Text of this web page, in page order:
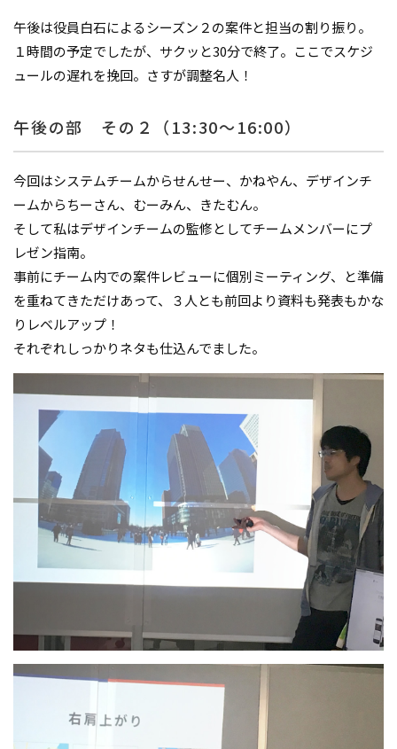
午後は役員白石によるシーズン２の案件と担当の割り振り。
１時間の予定でしたが、サクッと30分で終了。ここでスケジ
ュールの遅れを挽回。さすが調整名人！
午後の部 その２（13:30～16:00）
今回はシステムチームからせんせー、かねやん、デザインチ
ームからちーさん、むーみん、きたむん。
そして私はデザインチームの監修としてチームメンバーにプ
レゼン指南。
事前にチーム内での案件レビューに個別ミーティング、と準備
を重ねてきただけあって、３人とも前回より資料も発表もかな
りレベルアップ！
それぞれしっかりネタも仕込んでました。